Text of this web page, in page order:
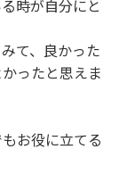
時が自分にと
て、良かった
ったと思えま
お役に立てる